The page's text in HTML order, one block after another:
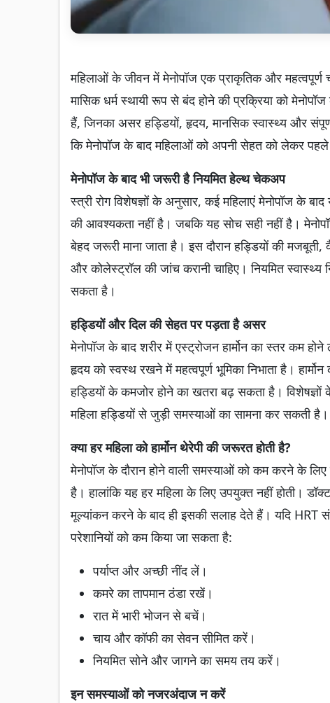
महिलाओं के जीवन में मेनोपॉज एक प्राकृतिक और
मासिक धर्म स्थायी रूप से बंद होने की प्रक्रिया को
हैं, जिनका असर हड्डियों, हृदय, मानसिक स्वास्थ्य और
कि मेनोपॉज के बाद महिलाओं को अपनी सेहत को लेकर
मेनोपॉज के बाद भी जरूरी है नियमित हेल्थ चेकअप
स्त्री रोग विशेषज्ञों के अनुसार, कई महिलाएं मेनोपॉज के
की आवश्यकता नहीं है। जबकि यह सोच सही नहीं है।
बेहद जरूरी माना जाता है। इस दौरान हड्डियों की
और कोलेस्ट्रॉल की जांच करानी चाहिए। नियमित स्वास्थ्य
सकता है।
हड्डियों और दिल की सेहत पर पड़ता है असर
मेनोपॉज के बाद शरीर में एस्ट्रोजन हार्मोन का स्तर कम
हृदय को स्वस्थ रखने में महत्वपूर्ण भूमिका निभाता है।
हड्डियों के कमजोर होने का खतरा बढ़ सकता है।
महिला हड्डियों से जुड़ी समस्याओं का सामना कर सकती है।
क्या हर महिला को हार्मोन थेरेपी की जरूरत होती है?
मेनोपॉज के दौरान होने वाली समस्याओं को कम करने के लिए
है। हालांकि यह हर महिला के लिए उपयुक्त नहीं होती।
मूल्यांकन करने के बाद ही इसकी सलाह देते हैं। यदि
परेशानियों को कम किया जा सकता है:
पर्याप्त और अच्छी नींद लें।
कमरे का तापमान ठंडा रखें।
रात में भारी भोजन से बचें।
चाय और कॉफी का सेवन सीमित करें।
नियमित सोने और जागने का समय तय करें।
इन समस्याओं को नजरअंदाज न करें